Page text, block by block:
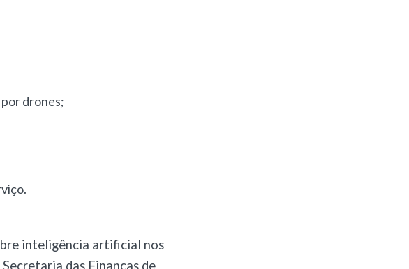
drones;
.
inteligência artificial nos
das Finanças de